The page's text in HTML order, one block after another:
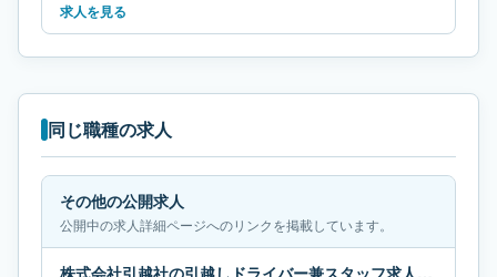
求人を見る
同じ職種の求人
その他の公開求人
公開中の求人詳細ページへのリンクを掲載しています。
株式会社引越社の引越しドライバー兼スタッフ求人｜愛知県名古屋市｜月給60万-66万円